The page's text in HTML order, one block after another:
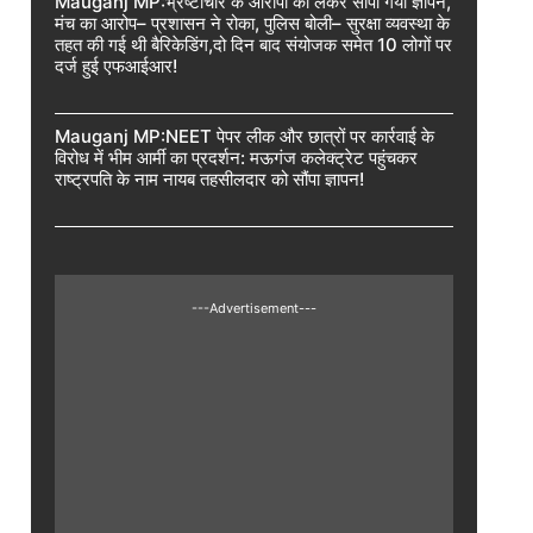
मंच का आरोप– प्रशासन ने रोका, पुलिस बोली– सुरक्षा व्यवस्था के
तहत की गई थी बैरिकेडिंग,दो दिन बाद संयोजक समेत 10 लोगों पर
दर्ज हुई एफआईआर!
Mauganj MP:NEET पेपर लीक और छात्रों पर कार्रवाई के
विरोध में भीम आर्मी का प्रदर्शन: मऊगंज कलेक्ट्रेट पहुंचकर
राष्ट्रपति के नाम नायब तहसीलदार को सौंपा ज्ञापन!
---Advertisement---